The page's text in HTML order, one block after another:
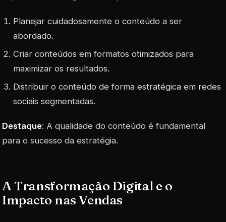
Planejar cuidadosamente o conteúdo a ser
abordado.
Criar conteúdos em formatos otimizados para
maximizar os resultados.
Distribuir o conteúdo de forma estratégica em redes
sociais segmentadas.
Destaque: A qualidade do conteúdo é fundamental
para o sucesso da estratégia.
A Transformação Digital e o
Impacto nas Vendas